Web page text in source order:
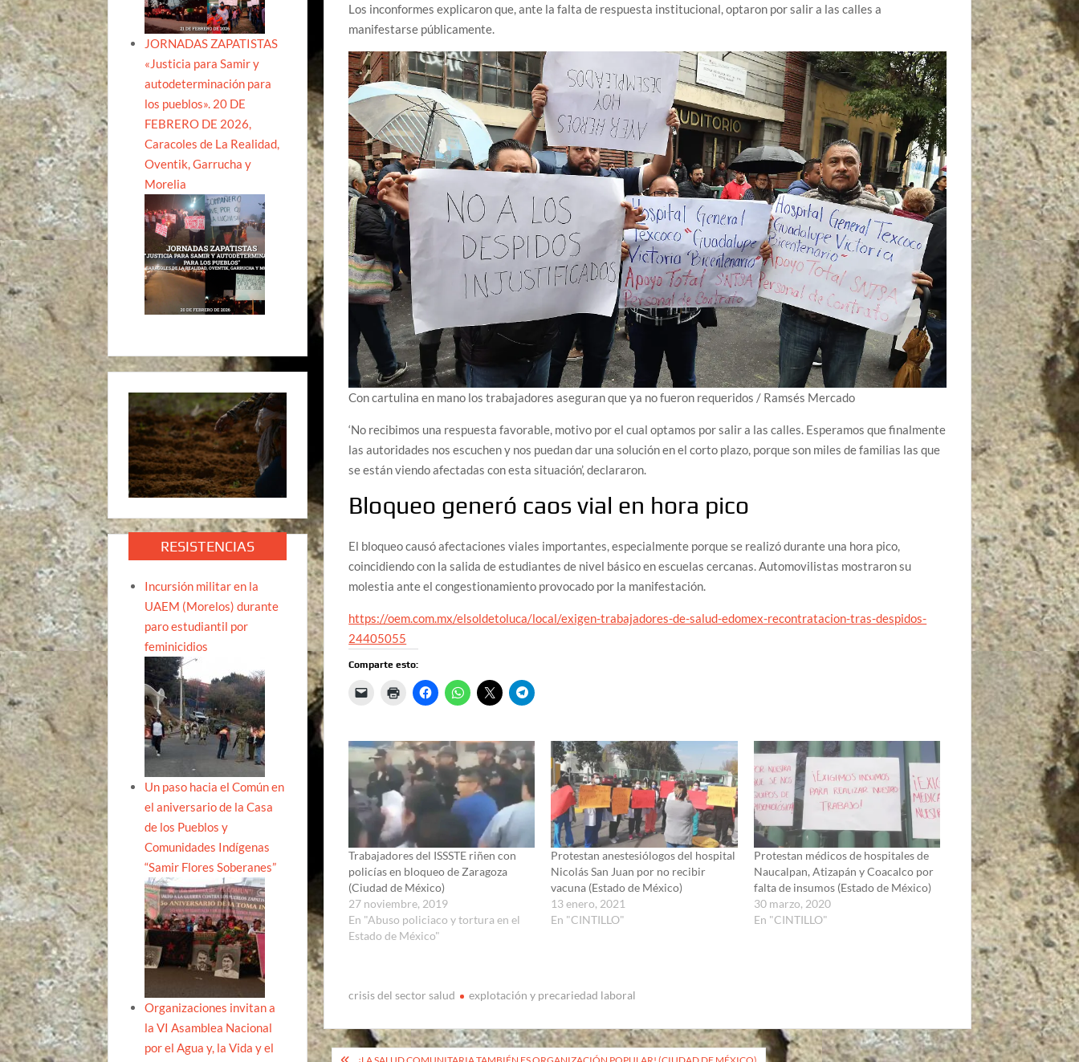
Los inconformes explicaron que, ante la falta de respuesta institucional, optaron por salir a las calles a
manifestarse públicamente.
Con cartulina en mano los trabajadores aseguran que ya no fueron requeridos / Ramsés Mercado
‘No recibimos una respuesta favorable, motivo por el cual optamos por salir a las calles. Esperamos que finalmente
las autoridades nos escuchen y nos puedan dar una solución en el corto plazo, porque son miles de familias las que
se están viendo afectadas con esta situación’, declararon.
Bloqueo generó caos vial en hora pico
El bloqueo causó afectaciones viales importantes, especialmente porque se realizó durante una hora pico,
coincidiendo con la salida de estudiantes de nivel básico en escuelas cercanas. Automovilistas mostraron su
molestia ante el congestionamiento provocado por la manifestación.
https://oem.com.mx/elsoldetoluca/local/exigen-trabajadores-de-salud-edomex-recontratacion-tras-despidos-
24405055
Comparte esto:
Trabajadores del ISSSTE riñen con
policías en bloqueo de Zaragoza
(Ciudad de México)
27 noviembre, 2019
En "Abuso policiaco y tortura en el
Estado de México"
Protestan anestesiólogos del hospital
Nicolás San Juan por no recibir
vacuna (Estado de México)
13 enero, 2021
En "CINTILLO"
Protestan médicos de hospitales de
Naucalpan, Atizapán y Coacalco por
falta de insumos (Estado de México)
30 marzo, 2020
En "CINTILLO"
crisis del sector salud explotación y precariedad laboral
JORNADAS ZAPATISTAS
«Justicia para Samir y
autodeterminación para
los pueblos». 20 DE
FEBRERO DE 2026,
Caracoles de La Realidad,
Oventik, Garrucha y
Morelia
RESISTENCIAS
Incursión militar en la
UAEM (Morelos) durante
paro estudiantil por
feminicidios
Un paso hacia el Común en
el aniversario de la Casa
de los Pueblos y
Comunidades Indígenas
“Samir Flores Soberanes”
Organizaciones invitan a
la VI Asamblea Nacional
por el Agua y, la Vida y el